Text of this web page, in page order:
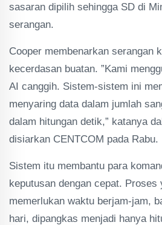
sasaran dipilih sehingga SD di
serangan.
Cooper membenarkan serangan
kecerdasan buatan. ”Kami
AI canggih. Sistem-sistem ini
menyaring data dalam jumlah
dalam hitungan detik,” katanya
disiarkan CENTCOM pada Rabu.
Sistem itu membantu para
keputusan dengan cepat. Proses
memerlukan waktu berjam-jam,
hari, dipangkas menjadi hanya